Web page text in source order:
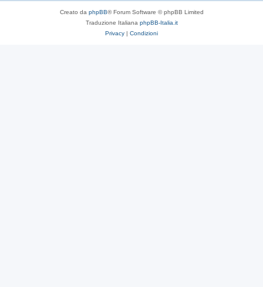
Creato da phpBB® Forum Software © phpBB Limited
Traduzione Italiana phpBB-Italia.it
Privacy | Condizioni